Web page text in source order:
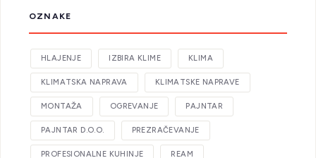
OZNAKE
HLAJENJE IZBIRA KLIME KLIMA
KLIMATSKA NAPRAVA KLIMATSKE NAPRAVE
MONTAŽA OGREVANJE PAJNTAR
PAJNTAR D.O.O. PREZRAČEVANJE
PROFESIONALNE KUHINJE REAM